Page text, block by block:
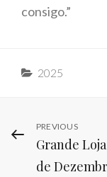
consigo.”
Categories
2025
Navegação
de
Previous
Post
PREVIOUS
Grande
de